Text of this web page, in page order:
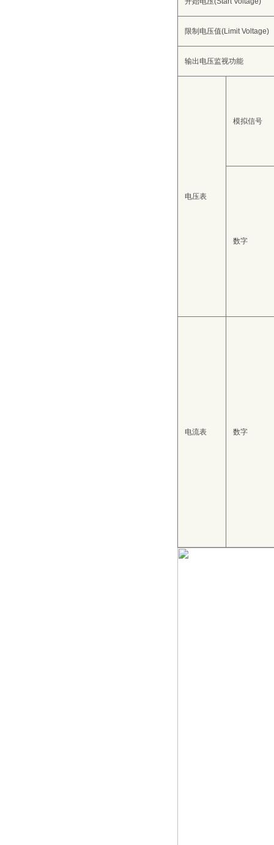
限制电压值(Limit Voltage)
输出电压监视功能
电压表
模拟信号
数字
电流表 数字